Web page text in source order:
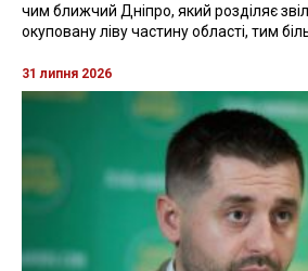
чим ближчий Дніпро, який розділяє
окуповану ліву частину області, тим
31 липня 2026